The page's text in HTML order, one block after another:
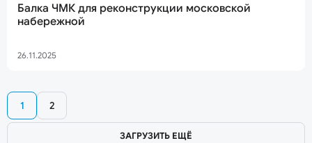
Балка ЧМК для реконструкции московской
набережной
26.11.2025
1 2
ЗАГРУЗИТЬ ЕЩЁ